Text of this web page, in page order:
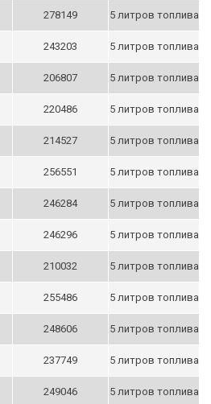
278149 5 литров топлива
243203 5 литров топлива
206807 5 литров топлива
220486 5 литров топлива
214527 5 литров топлива
256551 5 литров топлива
246284 5 литров топлива
246296 5 литров топлива
210032 5 литров топлива
255486 5 литров топлива
248606 5 литров топлива
237749 5 литров топлива
249046 5 литров топлива